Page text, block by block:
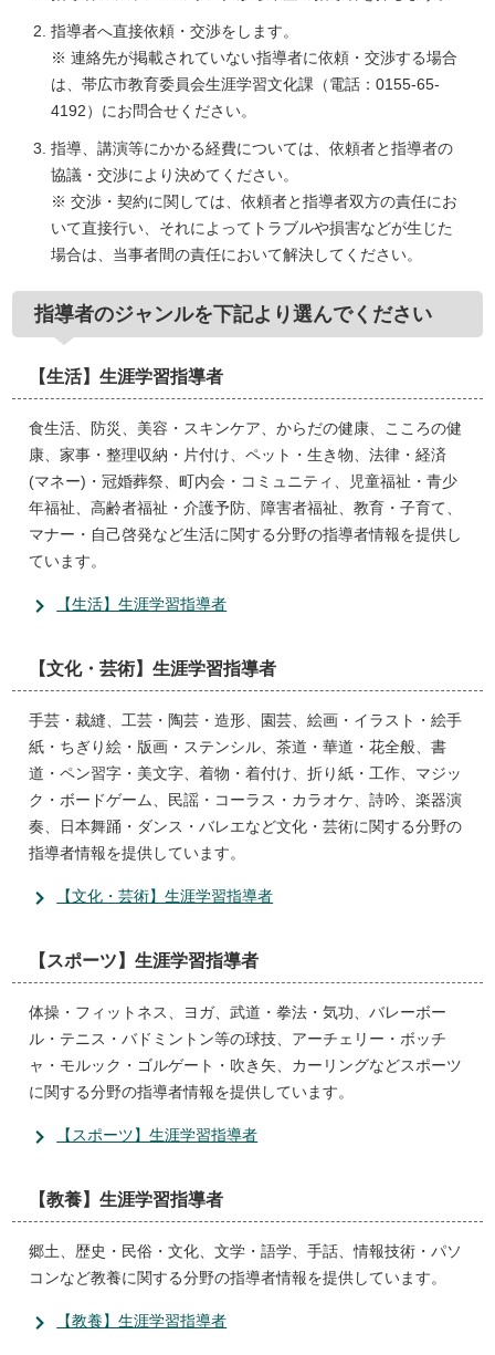
指導者へ直接依頼・交渉をします。
※ 連絡先が掲載されていない指導者に依頼・交渉する場合
は、帯広市教育委員会生涯学習文化課（電話：0155-65-
4192）にお問合せください。
指導、講演等にかかる経費については、依頼者と指導者の
協議・交渉により決めてください。
※ 交渉・契約に関しては、依頼者と指導者双方の責任にお
いて直接行い、それによってトラブルや損害などが生じた
場合は、当事者間の責任において解決してください。
指導者のジャンルを下記より選んでください
【生活】生涯学習指導者
食生活、防災、美容・スキンケア、からだの健康、こころの健
康、家事・整理収納・片付け、ペット・生き物、法律・経済
(マネー)・冠婚葬祭、町内会・コミュニティ、児童福祉・青少
年福祉、高齢者福祉・介護予防、障害者福祉、教育・子育て、
マナー・自己啓発など生活に関する分野の指導者情報を提供し
ています。
【生活】生涯学習指導者
【文化・芸術】生涯学習指導者
手芸・裁縫、工芸・陶芸・造形、園芸、絵画・イラスト・絵手
紙・ちぎり絵・版画・ステンシル、茶道・華道・花全般、書
道・ペン習字・美文字、着物・着付け、折り紙・工作、マジッ
ク・ボードゲーム、民謡・コーラス・カラオケ、詩吟、楽器演
奏、日本舞踊・ダンス・バレエなど文化・芸術に関する分野の
指導者情報を提供しています。
【文化・芸術】生涯学習指導者
【スポーツ】生涯学習指導者
体操・フィットネス、ヨガ、武道・拳法・気功、バレーボー
ル・テニス・バドミントン等の球技、アーチェリー・ボッチ
ャ・モルック・ゴルゲート・吹き矢、カーリングなどスポーツ
に関する分野の指導者情報を提供しています。
【スポーツ】生涯学習指導者
【教養】生涯学習指導者
郷土、歴史・民俗・文化、文学・語学、手話、情報技術・パソ
コンなど教養に関する分野の指導者情報を提供しています。
【教養】生涯学習指導者